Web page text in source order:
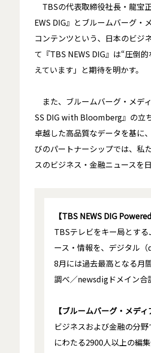
TBSの代表取締役社長・龍宝
EWS DIG』とブルームバーグ・
コンテンツという、日本のビジ
て『TBS NEWS DIG』は“圧倒
えています」と期待を明かす。
また、ブルームバーグ・メデ
SS DIG with Bloomberg』の立
卓越した高品質なデータを基に
びのパートナーシップでは、私
スのビジネス・金融ニュースを
【TBS NEWS DIG
TBSテレビをキー局とす
ース・情報を、デジタル
8月には過去最高となる月
調べ／newsdigドメイン合
【ブルームバーグ・メディ
ビジネスおよび金融の分
にわたる2900人以上の編